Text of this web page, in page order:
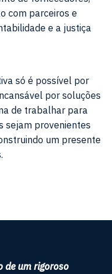
com parceiros e
e a justiça
só é possível por
por soluções
de trabalhar para
sejam provenientes
um presente
de um rigoroso